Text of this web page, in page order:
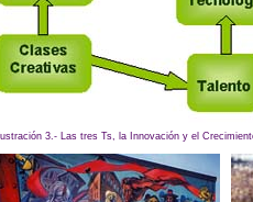
Ilustración 3.- Las tres Ts, la Innovación y el